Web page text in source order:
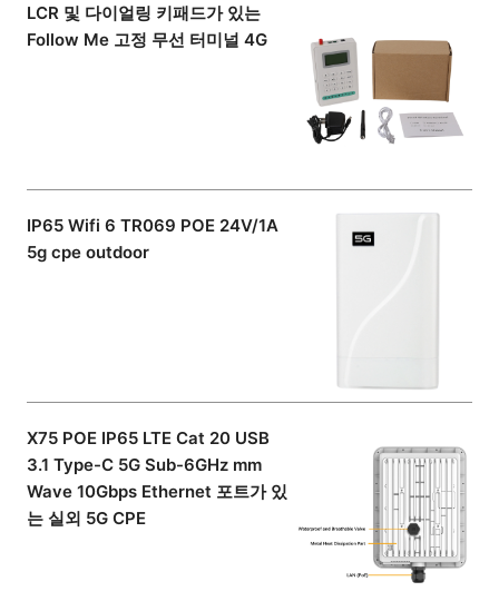
LCR 및 다이얼링 키패드가 있는
Follow Me 고정 무선 터미널 4G
IP65 Wifi 6 TR069 POE 24V/1A
5g cpe outdoor
X75 POE IP65 LTE Cat 20 USB
3.1 Type-C 5G Sub-6GHz mm
Wave 10Gbps Ethernet 포트가 있
는 실외 5G CPE